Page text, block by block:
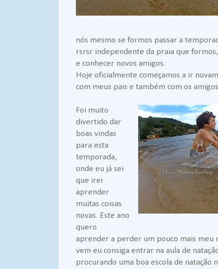
nós mesmo se formos passar a
rsrsr independente da praia que
e conhecer novos amigos.
Hoje oficialmente começamos a ir
com meus pais e também com os
Foi muito
divertido dar
boas vindas
para esta
temporada,
onde eu já sei
que irei
aprender
muitas coisas
novas. Este ano
quero
aprender a perder um pouco mais meu
vem eu consiga entrar na aula de
procurando uma boa escola de natação